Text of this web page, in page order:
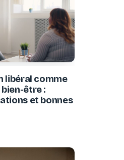
libéral comme
être :
et bonnes